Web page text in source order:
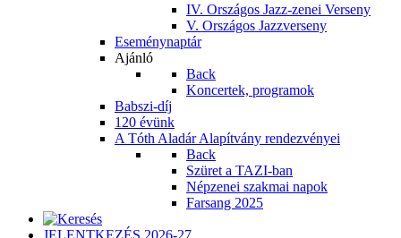
IV. Országos Jazz-zenei Verseny
V. Országos Jazzverseny
Eseménynaptár
Ajánló
Back
Koncertek, programok
Babszi-díj
120 évünk
A Tóth Aladár Alapítvány rendezvényei
Back
Szüret a TAZI-ban
Népzenei szakmai napok
Farsang 2025
JELENTKEZÉS 2026-27